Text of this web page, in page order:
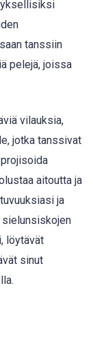
tanssiin
pelejä, joissa
vilauksia,
jotka tanssivat
aitoutta ja
ja
löytävät
sinut